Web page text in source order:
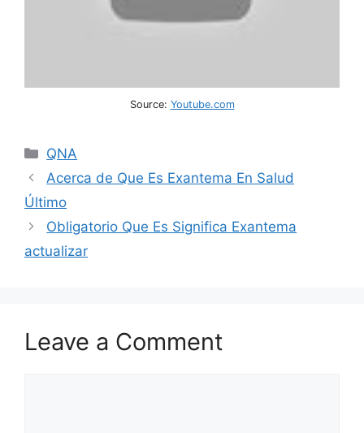
Source: Youtube.com
Categories
QNA
Acerca de Que Es Exantema En Salud
Último
Obligatorio Que Es Significa Exantema
actualizar
Leave a Comment